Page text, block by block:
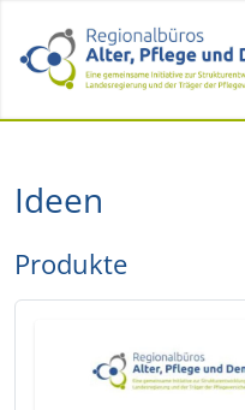
Ideen
Produkte